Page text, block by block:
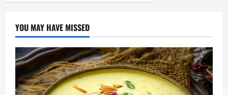
YOU MAY HAVE MISSED